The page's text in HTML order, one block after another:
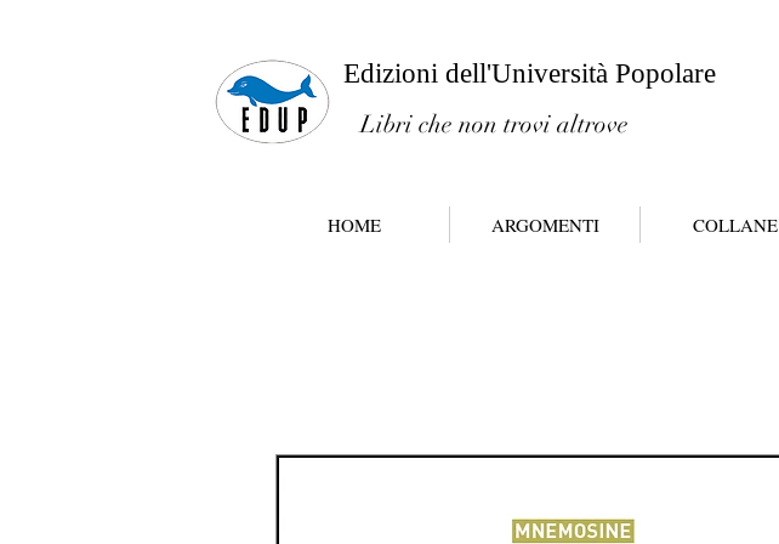
Edizioni dell'Università Popolare
Libri che non trovi altrove
HOME ARGOMENTI COLLANE